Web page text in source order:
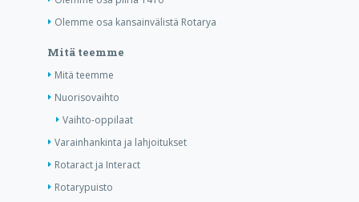
Olemme osa kansainvälistä Rotarya
Mitä teemme
Mitä teemme
Nuorisovaihto
Vaihto-oppilaat
Varainhankinta ja lahjoitukset
Rotaract ja Interact
Rotarypuisto